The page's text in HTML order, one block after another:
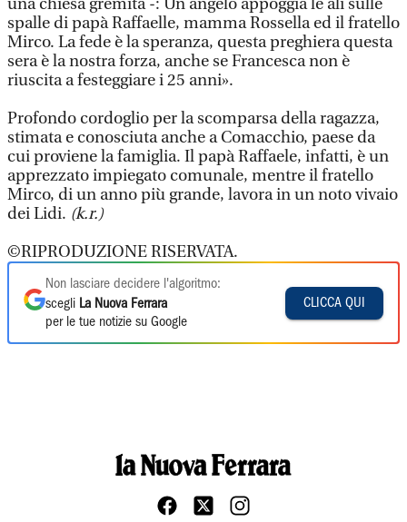
una chiesa gremita -: Un angelo appoggia le ali sulle
spalle di papà Raffaelle, mamma Rossella ed il fratello
Mirco. La fede è la speranza, questa preghiera questa
sera è la nostra forza, anche se Francesca non è
riuscita a festeggiare i 25 anni».
Profondo cordoglio per la scomparsa della ragazza,
stimata e conosciuta anche a Comacchio, paese da
cui proviene la famiglia. Il papà Raffaele, infatti, è un
apprezzato impiegato comunale, mentre il fratello
Mirco, di un anno più grande, lavora in un noto vivaio
dei Lidi. (k.r.)
©RIPRODUZIONE RISERVATA.
Non lasciare decidere l'algoritmo:
scegli La Nuova Ferrara
per le tue notizie su Google
CLICCA QUI